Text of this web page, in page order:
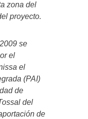
zona del
proyecto.
se
el
el
(PAI)
de
del
de